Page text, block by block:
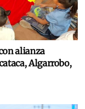
alianza
Algarrobo,